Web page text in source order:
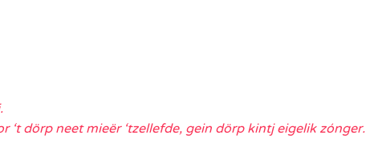
dörp neet mieër ‘tzellefde, gein dörp kintj eigelik zónger.